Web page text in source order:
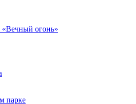
огонь»
парке